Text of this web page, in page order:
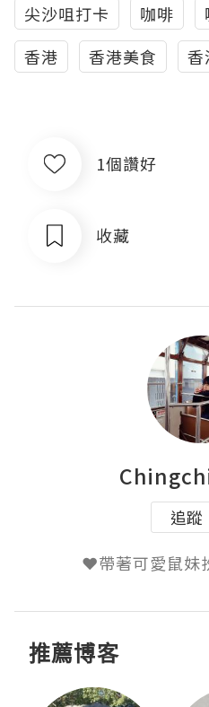
尖沙咀打卡
咖啡
香港
香港美食 香
1個讚好
收藏
追蹤
推薦博客